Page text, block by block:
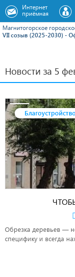
Магнитогорское
VII созыв (2025-2030) -
Интернет
приёмная
Новости за 5
Обрезка деревьев —
специфику и всегда